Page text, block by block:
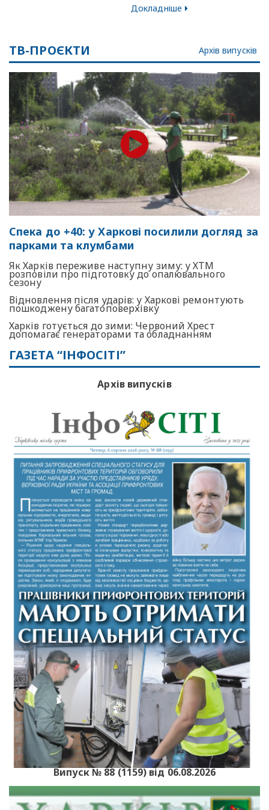
Докладніше
ТВ-ПРОЄКТИ Архів випусків
Спека до +40: у Харкові посилили догляд за
парками та клумбами
Як Харків переживе наступну зиму: у ХТМ
розповіли про підготовку до опалювального
сезону
Відновлення після ударів: у Харкові ремонтують
пошкоджену багатоповерхівку
Харків готується до зими: Червоний Хрест
допомагає генераторами та обладнанням
ГАЗЕТА “ІНФОСІТІ”
Архів випусків
Випуск № 88 (1159) від 06.08.2026